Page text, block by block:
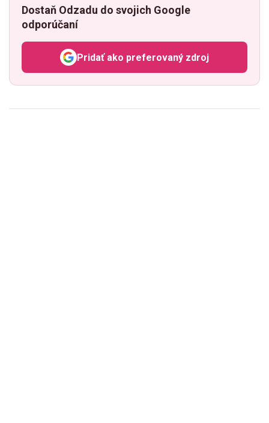
Dostaň Odzadu do svojich Google
odporúčaní
Pridať ako preferovaný zdroj
Odzadu, odkaz sa otvorí v